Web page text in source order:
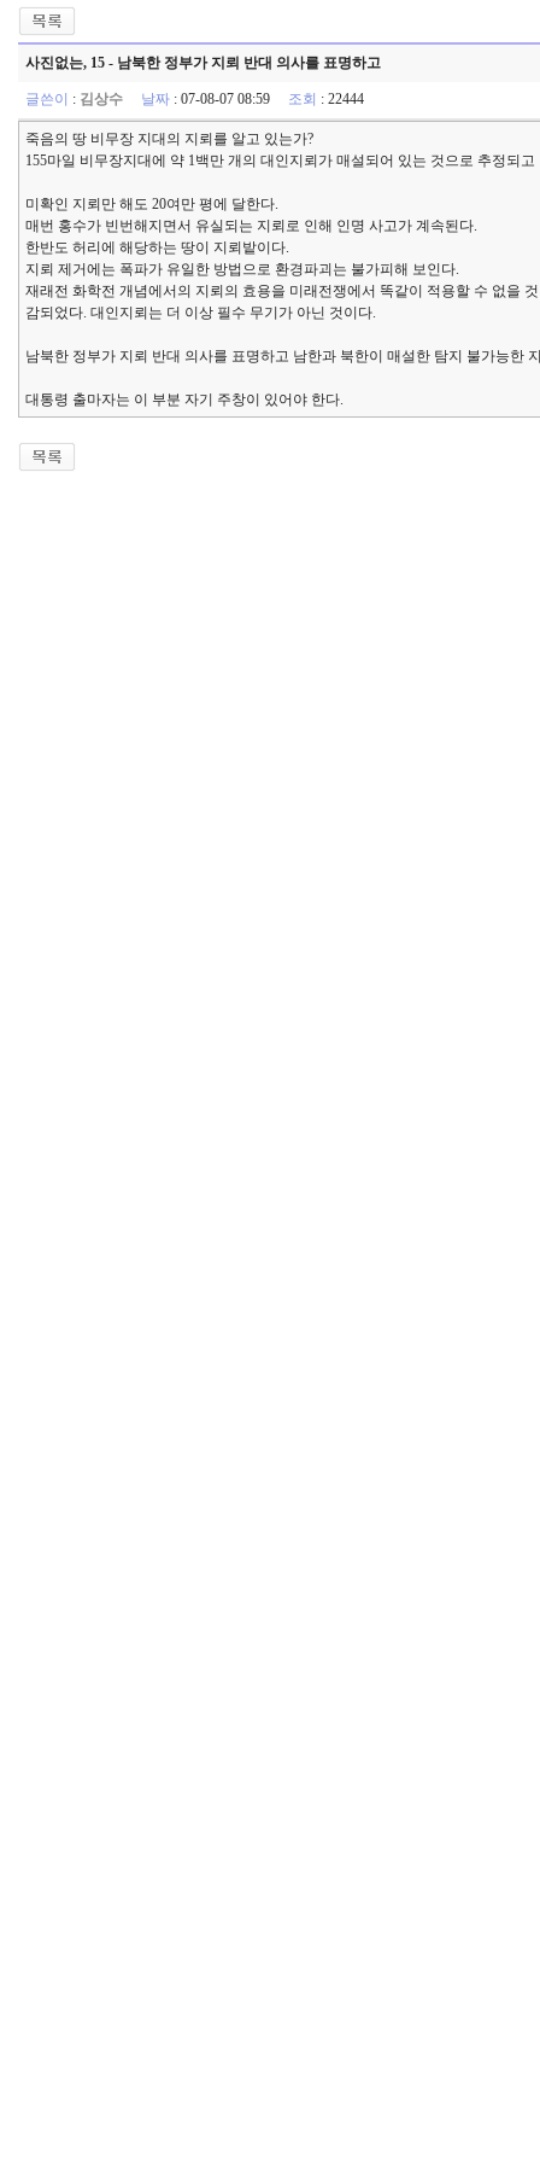
사진없는, 15 - 남북한 정부가 지뢰 반대 의사를 표명하고
글쓴이 : 김상수 날짜 : 07-08-07 08:59 조회 : 22444
죽음의 땅 비무장 지대의 지뢰를 알고 있는가?
155마일 비무장지대에 약 1백만 개의 대인지뢰가 매설되어 있는 것으로 추정되고
미확인 지뢰만 해도 20여만 평에 달한다.
매번 홍수가 빈번해지면서 유실되는 지뢰로 인해 인명 사고가 계속된다.
한반도 허리에 해당하는 땅이 지뢰밭이다.
지뢰 제거에는 폭파가 유일한 방법으로 환경파괴는 불가피해 보인다.
재래전 화학전 개념에서의 지뢰의 효용을 미래전쟁에서 똑같이 적용할 수 없을
감되었다. 대인지뢰는 더 이상 필수 무기가 아닌 것이다.
남북한 정부가 지뢰 반대 의사를 표명하고 남한과 북한이 매설한 탐지 불가능한
대통령 출마자는 이 부분 자기 주창이 있어야 한다.